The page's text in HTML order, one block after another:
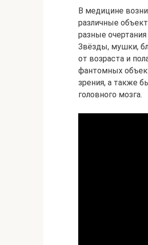
В медицине
различные
разные
Звёзды, мушки,
от возраста и
фантомных
зрения, а также
головного мозга.